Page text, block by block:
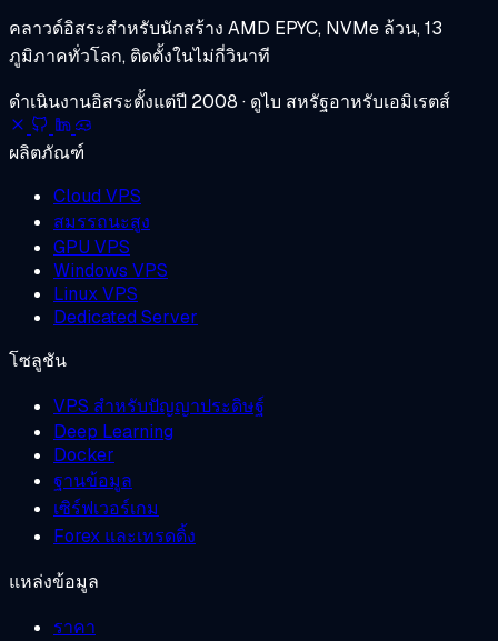
คลาวด์อิสระสำหรับนักสร้าง AMD EPYC, NVMe ล้วน, 13
ภูมิภาคทั่วโลก, ติดตั้งในไม่กี่วินาที
ดำเนินงานอิสระตั้งแต่ปี 2008 · ดูไบ สหรัฐอาหรับเอมิเรตส์
ผลิตภัณฑ์
Cloud VPS
สมรรถนะสูง
GPU VPS
Windows VPS
Linux VPS
Dedicated Server
โซลูชัน
VPS สำหรับปัญญาประดิษฐ์
Deep Learning
Docker
ฐานข้อมูล
เซิร์ฟเวอร์เกม
Forex และเทรดดิ้ง
แหล่งข้อมูล
ราคา